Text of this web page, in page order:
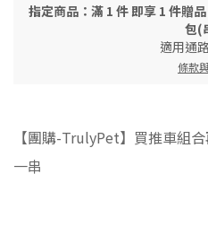
指定商品：滿 1 件 即享 1 件贈
包(
適用通
條款
【團購-TrulyPet】買推車組
一串